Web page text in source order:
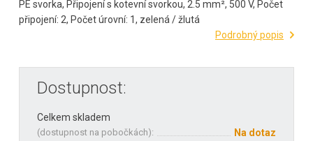
PE svorka, Připojení s kotevní svorkou, 2.5 mm², 500 V, Počet
připojení: 2, Počet úrovní: 1, zelená / žlutá
Podrobný popis
Dostupnost:
Celkem skladem
(dostupnost na pobočkách):
Na dotaz